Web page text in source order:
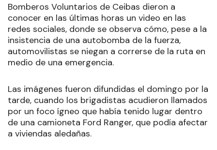
Bomberos Voluntarios de Ceibas dieron a
conocer en las últimas horas un video en las
redes sociales, donde se observa cómo, pese a la
insistencia de una autobomba de la fuerza,
automovilistas se niegan a correrse de la ruta en
medio de una emergencia.
Las imágenes fueron difundidas el domingo por la
tarde, cuando los brigadistas acudieron llamados
por un foco ígneo que había tenido lugar dentro
de una camioneta Ford Ranger, que podía afectar
a viviendas aledañas.